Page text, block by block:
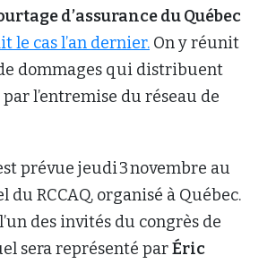
d’assurance du Québec
le cas l’an dernier. On y réunit
dommages qui distribuent
l’entremise du réseau de
prévue jeudi 3 novembre au
du RCCAQ, organisé à Québec.
des invités du congrès de
sera représenté parÉric